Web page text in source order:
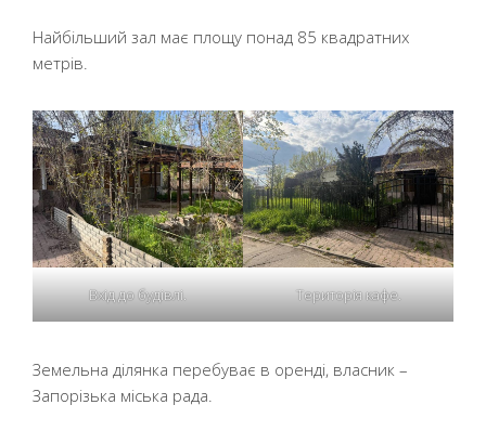
Найбільший зал має площу понад 85 квадратних
метрів.
Вхід до будівлі. Територія кафе.
Земельна ділянка перебуває в оренді, власник –
Запорізька міська рада.